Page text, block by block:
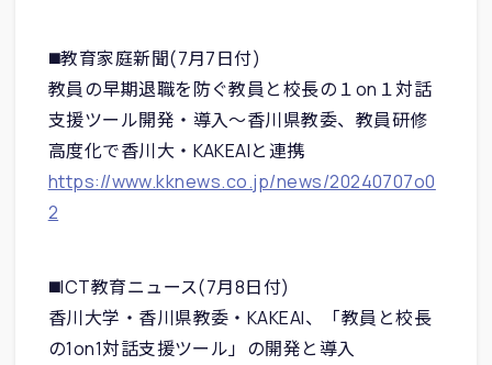
◼️教育家庭新聞(7月7日付)
教員の早期退職を防ぐ教員と校長の１on１対話
支援ツール開発・導入～香川県教委、教員研修
高度化で香川大・KAKEAIと連携
https://www.kknews.co.jp/news/20240707o0
2
◼️ICT教育ニュース(7月8日付)
香川大学・香川県教委・KAKEAI、「教員と校長
の1on1対話支援ツール」の開発と導入